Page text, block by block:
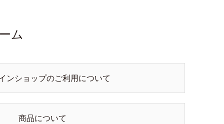
ム
ンショップのご利用について
商品について